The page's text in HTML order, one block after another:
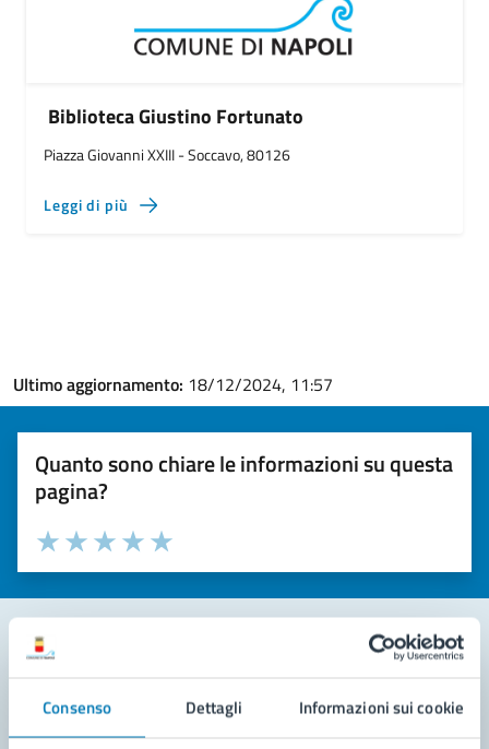
Consenso Dettagli Informazioni sui cookie
Biblioteca Giustino Fortunato
Piazza Giovanni XXIII - Soccavo, 80126
Leggi di più
Ultimo aggiornamento: 18/12/2024, 11:57
Quanto sono chiare le informazioni su questa
pagina?
Valuta la chiarezza delle informazioni (da 1 a 5 stelle)
Seleziona il numero di stelle per valutare la chiarezza delle
Valuta 5 stelle su 5
Valuta 4 stelle su 5
Valuta 3 stelle su 5
Valuta 2 stelle su 5
Valuta 1 stelle su 5
Leggi le domande frequenti